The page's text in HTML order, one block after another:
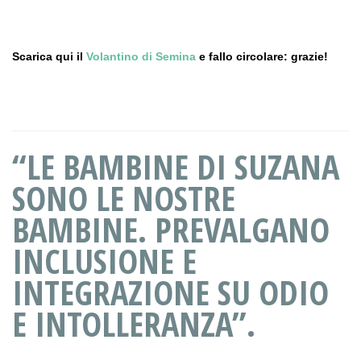
Scarica qui il Volantino di Semina e fallo circolare: grazie!
“LE BAMBINE DI SUZANA
SONO LE NOSTRE
BAMBINE. PREVALGANO
INCLUSIONE E
INTEGRAZIONE SU ODIO
E INTOLLERANZA”.